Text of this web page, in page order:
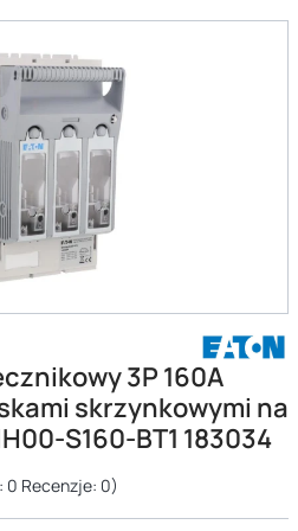
3P 160A
skrzynkowymi na
S160-BT1 183034
0 Recenzje: 0)